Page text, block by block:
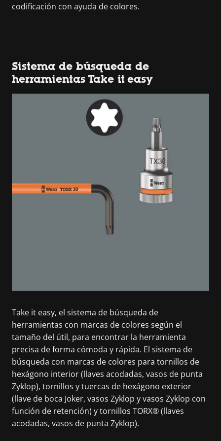
codificación con ayuda de colores.
Sistema de búsqueda de
herramientas Take it easy
Take it easy, el sistema de búsqueda de
herramientas con marcas de colores según el
tamaño del útil, para encontrar la herramienta
precisa de forma cómoda y rápida. El sistema de
búsqueda con marcas de colores para tornillos de
hexágono interior (llaves acodadas, vasos de punta
Zyklop), tornillos y tuercas de hexágono exterior
(llave de boca Joker, vasos Zyklop y vasos Zyklop con
función de retención) y tornillos TORX® (llaves
acodadas, vasos de punta Zyklop).